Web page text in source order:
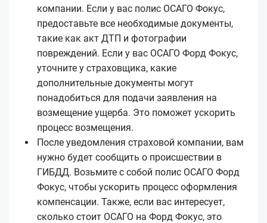
компании. Если у вас полис ОСАГО Фокус,
предоставьте все необходимые документы,
такие как акт ДТП и фотографии
повреждений. Если у вас ОСАГО Форд Фокус,
уточните у страховщика, какие
дополнительные документы могут
понадобиться для подачи заявления на
возмещение ущерба. Это поможет ускорить
процесс возмещения.
После уведомления страховой компании, вам
нужно будет сообщить о происшествии в
ГИБДД. Возьмите с собой полис ОСАГО Форд
Фокус, чтобы ускорить процесс оформления
компенсации. Также, если вас интересует,
сколько стоит ОСАГО на Форд Фокус, это